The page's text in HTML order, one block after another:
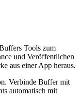
Tools zum
und Veröffentlichen
aus einer App heraus.
Verbinde Buffer mit
automatisch mit